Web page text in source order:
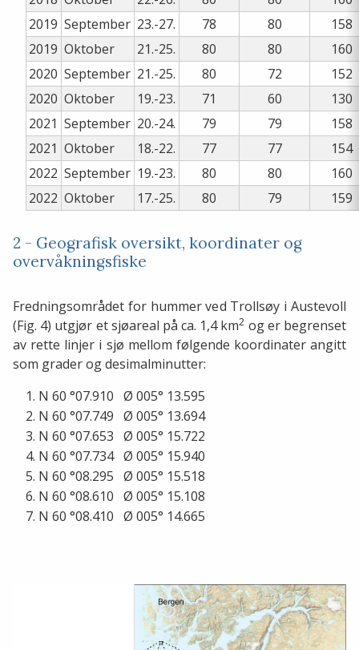
2019 September 23.-27. 78 80
158
2019 Oktober 21.-25. 80 80
160
2020 September 21.-25. 80 72
152
2020 Oktober 19.-23. 71 60
130
2021 September 20.-24. 79 79
158
2021 Oktober 18.-22. 77 77
154
2022 September 19.-23. 80 80
160
2022 Oktober 17.-25. 80 79 159
2 - Geografisk oversikt, koordinater og
overvåkningsfiske
Fredningsområdet for hummer ved Trollsøy i Austevoll
(Fig. 4) utgjør et sjøareal på ca. 1,4 km2 og er begrenset
av rette linjer i sjø mellom følgende koordinater angitt
som grader og desimalminutter:
N 60 °07.910 Ø 005° 13.595
N 60 °07.749 Ø 005° 13.694
N 60 °07.653 Ø 005° 15.722
N 60 °07.734 Ø 005° 15.940
N 60 °08.295 Ø 005° 15.518
N 60 °08.610 Ø 005° 15.108
N 60 °08.410 Ø 005° 14.665